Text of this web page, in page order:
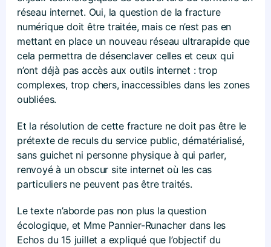
réseau internet. Oui, la question de la fracture
numérique doit être traitée, mais ce n’est pas en
mettant en place un nouveau réseau ultrarapide que
cela permettra de désenclaver celles et ceux qui
n’ont déjà pas accès aux outils internet : trop
complexes, trop chers, inaccessibles dans les zones
oubliées.
Et la résolution de cette fracture ne doit pas être le
prétexte de reculs du service public, dématérialisé,
sans guichet ni personne physique à qui parler,
renvoyé à un obscur site internet où les cas
particuliers ne peuvent pas être traités.
Le texte n’aborde pas non plus la question
écologique, et Mme Pannier-Runacher dans les
Echos du 15 juillet a expliqué que l’objectif du